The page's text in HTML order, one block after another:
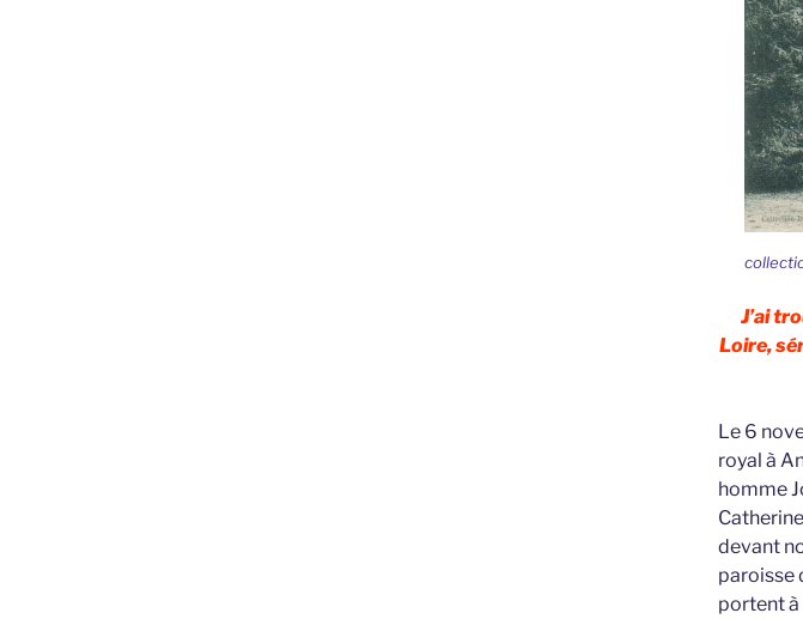
J’ai
Loire,
Le 6
royal à
homme
devant
paroisse
portent à